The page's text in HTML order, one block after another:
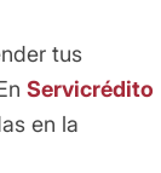
tus
Servicrédito
en la